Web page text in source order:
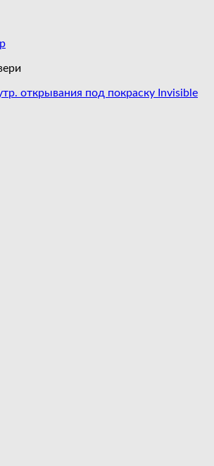
открывания под покраску Invisible